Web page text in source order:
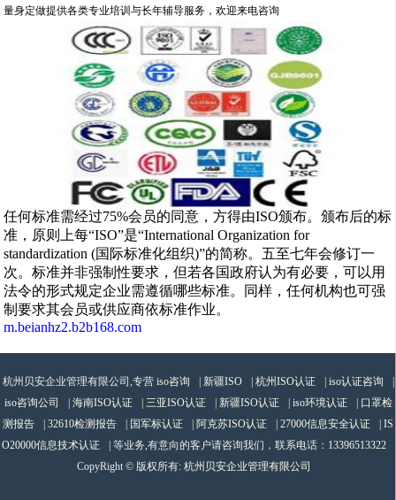
量身定做提供各类专业培训与长年辅导服务，欢迎来电咨询
任何标准需经过75%会员的同意，方得由ISO颁布。颁布后的标
准，原则上每“ISO”是“International Organization for
standardization (国际标准化组织)”的简称。五至七年会修订一
次。标准并非强制性要求，但若各国政府认为有必要，可以用
法令的形式规定企业需遵循哪些标准。同样，任何机构也可强
制要求其会员或供应商依标准作业。
m.beianhz2.b2b168.com
杭州贝安企业管理有限公司,专营 iso咨询 新疆ISO 杭州ISO认证 iso认证咨询
iso咨询公司
海南ISO认证 三亚ISO认证 新疆ISO认证 iso环境认证
口罩检
测报告
32610检测报告 国军标认证 阿克苏ISO认证 27000信息安全认证
IS
O20000信息技术认证
| 等业务,有意向的客户请咨询我们，联系电话： 13396513322
CopyRight © 版权所有: 杭州贝安企业管理有限公司